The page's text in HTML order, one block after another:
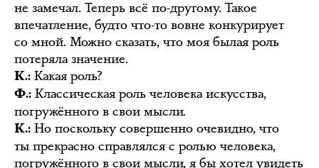
не замечал. Теперь всё по-другому. Такое
впечатление, будто что-то вовне конкурирует
со мной. Можно сказать, что моя былая роль
потеряла значение.
К.: Какая роль?
Ф.: Классическая роль человека искусства,
погружённого в свои мысли.
К.: Но поскольку совершенно очевидно, что
ты прекрасно справлялся с ролью человека,
погружённого в свои мысли, я бы хотел увидеть